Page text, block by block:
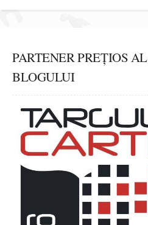
PARTENER PREȚIOS AL
BLOGULUI